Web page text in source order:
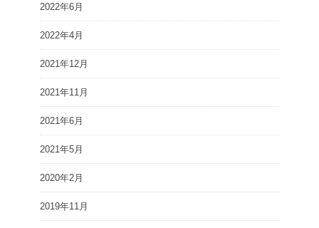
2022年6月
2022年4月
2021年12月
2021年11月
2021年6月
2021年5月
2020年2月
2019年11月